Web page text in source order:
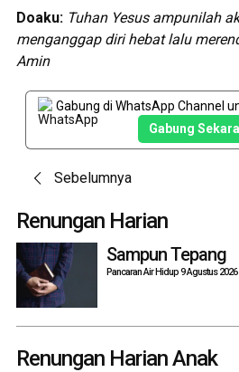
Doaku: Tuhan Yesus ampunilah
menganggap diri hebat lalu
Amin
Gabung di WhatsApp Channel
Gabung
Post
navigation
Sebelumnya
Renungan Harian
Sampun Tepang
Pancaran Air Hidup 9 Agustus 2026
Renungan Harian Anak